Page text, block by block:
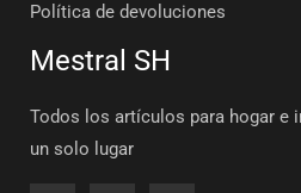
Política de devoluciones
Mestral SH
Todos los artículos para hogar e
un solo lugar